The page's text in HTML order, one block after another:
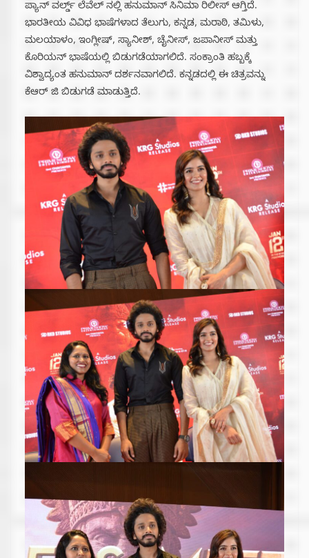
ಪ್ಯಾನ್ ವರ್ಲ್ಡ್ ಲೆವೆಲ್ ನಲ್ಲಿ ಹನುಮಾನ್ ಸಿನಿಮಾ ರಿಲೀಸ್ ಆಗ್ತಿದೆ.
ಭಾರತೀಯ ವಿವಿಧ ಭಾಷೆಗಳಾದ ತೆಲುಗು, ಕನ್ನಡ, ಮರಾಠಿ, ತಮಿಳು,
ಮಲಯಾಳಂ, ಇಂಗ್ಲೀಷ್, ಸ್ಯಾನೀಶ್, ಚೈನೀಸ್, ಜಪಾನೀಸ್ ಮತ್ತು
ಕೊರಿಯನ್ ಭಾಷೆಯಲ್ಲಿ ಬಿಡುಗಡೆಯಾಗಲಿದೆ. ಸಂಕ್ರಾಂತಿ ಹಬ್ಬಕ್ಕೆ
ವಿಶ್ವಾದ್ಯಂತ ಹನುಮಾನ್ ದರ್ಶನವಾಗಲಿದೆ. ಕನ್ನಡದಲ್ಲಿ ಈ ಚಿತ್ರವನ್ನು
ಕೆಆರ್ ಜಿ ಬಿಡುಗಡೆ ಮಾಡುತ್ತಿದೆ.